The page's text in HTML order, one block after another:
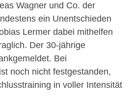
Wagner und Co. der
ein Unentschieden
Lermer dabei mithelfen
Der 30-jährige
Bei
noch nicht festgestanden,
in voller Intensität